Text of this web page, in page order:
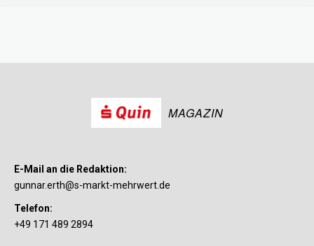
MAGAZIN
E-Mail an die Redaktion:
gunnar.erth@s-markt-mehrwert.de
Telefon:
+49 171 489 2894